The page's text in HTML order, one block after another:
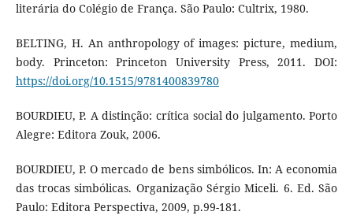
literária do Colégio de França. São Paulo: Cultrix, 1980.
BELTING, H. An anthropology of images: picture, medium,
body. Princeton: Princeton University Press, 2011. DOI:
https://doi.org/10.1515/9781400839780
BOURDIEU, P. A distinção: crítica social do julgamento. Porto
Alegre: Editora Zouk, 2006.
BOURDIEU, P. O mercado de bens simbólicos. In: A economia
das trocas simbólicas. Organização Sérgio Miceli. 6. Ed. São
Paulo: Editora Perspectiva, 2009, p.99-181.